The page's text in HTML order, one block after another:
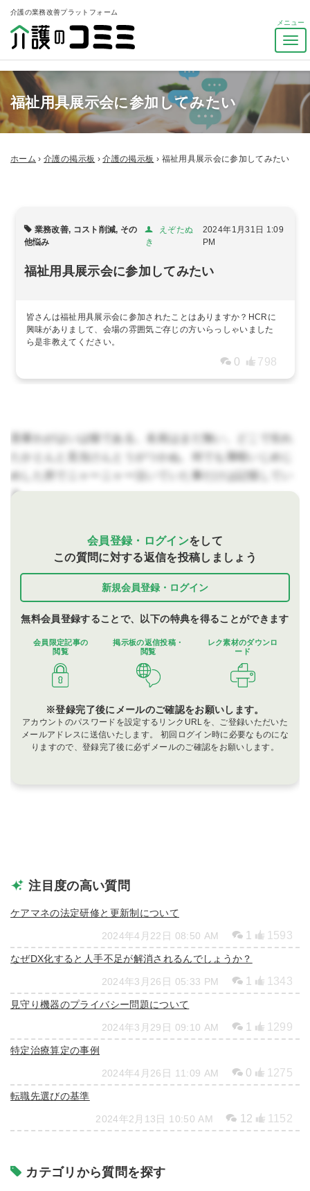
介護の業務改善プラットフォーム
ナ
ビ
ゲ
ー
ン
福祉用具展示会に参加してみたい
ホーム › 介護の掲示板 › 介護の掲示板 › 福祉用具展示会に参加してみたい
業務改善, コスト削減, その
他悩み
えぞたぬ
き
2024年1月31日 1:09
PM
福祉用具展示会に参加してみたい
皆さんは福祉用具展示会に参加されたことはありますか？HCRに
興味がありまして、会場の雰囲気ご存じの方いらっしゃいました
ら是非教えてください。
0 798
吾輩わがはいは猫である。名前はまだ無い。どこで生れ
たかとんと見当けんとうがつかぬ。何でも薄暗いじめじ
めした所でニャーニャー泣いていた事だけは記憶してい
る。
会員登録・ログインをして
この質問に対する返信を投稿しましょう
新規会員登録・ログイン
無料会員登録することで、以下の特典を得ることができます
会員限定記事の
閲覧
掲示板の返信投稿・
閲覧
レク素材のダウンロ
ード
※登録完了後にメールのご確認をお願いします。
アカウントのパスワードを設定するリンクURLを、ご登録いただいた
メールアドレスに送信いたします。 初回ログイン時に必要なものにな
りますので、登録完了後に必ずメールのご確認をお願いします。
注目度の高い質問
ケアマネの法定研修と更新制について
2024年4月22日 08:50 AM 1 1593
なぜDX化すると人手不足が解消されるんでしょうか？
2024年3月26日 05:33 PM 1 1343
見守り機器のプライバシー問題について
2024年3月29日 09:10 AM 1 1299
特定治療算定の事例
2024年4月26日 11:09 AM 0 1275
転職先選びの基準
2024年2月13日 10:50 AM 12 1152
カテゴリから質問を探す